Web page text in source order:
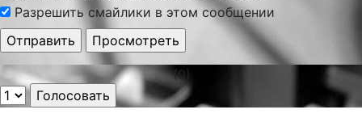
Разрешить смайлики в этом сообщении
(0)